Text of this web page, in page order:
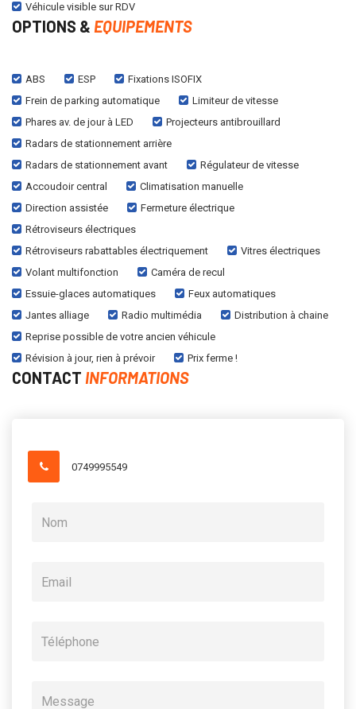
Véhicule visible sur RDV
OPTIONS & EQUIPEMENTS
ABS ESP
Fixations ISOFIX
Frein de parking automatique
Limiteur de vitesse
Phares av. de jour à LED
Projecteurs antibrouillard
Radars de stationnement arrière
Radars de stationnement avant
Régulateur de vitesse
Accoudoir central
Climatisation manuelle
Direction assistée
Fermeture électrique
Rétroviseurs électriques
Rétroviseurs rabattables électriquement
Vitres électriques
Volant multifonction
Caméra de recul
Essuie-glaces automatiques
Feux automatiques
Jantes alliage
Radio multimédia
Distribution à chaine
Reprise possible de votre ancien véhicule
Révision à jour, rien à prévoir
Prix ferme !
CONTACT INFORMATIONS
0749995549